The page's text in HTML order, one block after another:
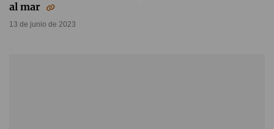
al mar
13 de junio de 2023